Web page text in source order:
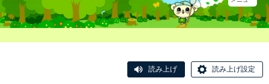
読み上げ 読み上げ設定